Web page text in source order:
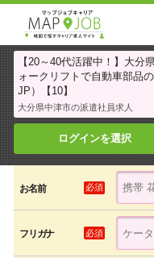
【20～40代活躍中！】大分
ォークリフトで自動車部品
JP）【10】
大分県中津市の派遣社員求人
ログインを選択
お名前 必須
フリガナ 必須